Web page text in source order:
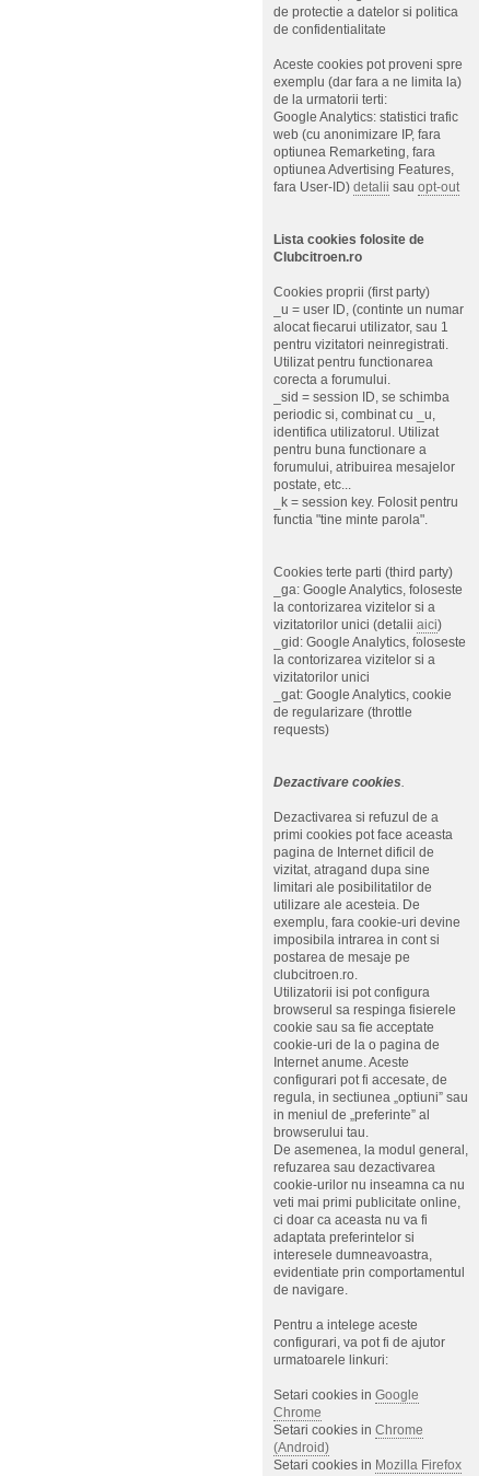
de protectie a datelor si politica
de confidentialitate
Aceste cookies pot proveni spre
exemplu (dar fara a ne limita la)
de la urmatorii terti:
Google Analytics: statistici trafic
web (cu anonimizare IP, fara
optiunea Remarketing, fara
optiunea Advertising Features,
fara User-ID) detalii sau opt-out
Lista cookies folosite de
Clubcitroen.ro
Cookies proprii (first party)
_u = user ID, (continte un numar
alocat fiecarui utilizator, sau 1
pentru vizitatori neinregistrati.
Utilizat pentru functionarea
corecta a forumului.
_sid = session ID, se schimba
periodic si, combinat cu _u,
identifica utilizatorul. Utilizat
pentru buna functionare a
forumului, atribuirea mesajelor
postate, etc...
_k = session key. Folosit pentru
functia "tine minte parola".
Cookies terte parti (third party)
_ga: Google Analytics, foloseste
la contorizarea vizitelor si a
vizitatorilor unici (detalii aici)
_gid: Google Analytics, foloseste
la contorizarea vizitelor si a
vizitatorilor unici
_gat: Google Analytics, cookie
de regularizare (throttle
requests)
Dezactivare cookies.
Dezactivarea si refuzul de a
primi cookies pot face aceasta
pagina de Internet dificil de
vizitat, atragand dupa sine
limitari ale posibilitatilor de
utilizare ale acesteia. De
exemplu, fara cookie-uri devine
imposibila intrarea in cont si
postarea de mesaje pe
clubcitroen.ro.
Utilizatorii isi pot configura
browserul sa respinga fisierele
cookie sau sa fie acceptate
cookie-uri de la o pagina de
Internet anume. Aceste
configurari pot fi accesate, de
regula, in sectiunea „optiuni” sau
in meniul de „preferinte” al
browserului tau.
De asemenea, la modul general,
refuzarea sau dezactivarea
cookie-urilor nu inseamna ca nu
veti mai primi publicitate online,
ci doar ca aceasta nu va fi
adaptata preferintelor si
interesele dumneavoastra,
evidentiate prin comportamentul
de navigare.
Pentru a intelege aceste
configurari, va pot fi de ajutor
urmatoarele linkuri:
Setari cookies in Google
Chrome
Setari cookies in Chrome
(Android)
Setari cookies in Mozilla Firefox